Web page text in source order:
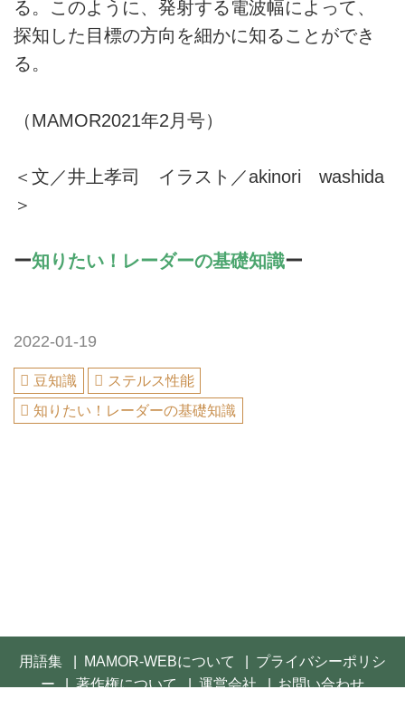
る。このように、発射する電波幅によって、
探知した目標の方向を細かに知ることができ
る。
（MAMOR2021年2月号）
＜文／井上孝司 イラスト／akinori washida
＞
ー知りたい！レーダーの基礎知識ー
2022-01-19
豆知識
ステルス性能
知りたい！レーダーの基礎知識
用語集 MAMOR-WEBについて
プライバシーポリシ
ー
著作権について 運営会社
お問い合わせ